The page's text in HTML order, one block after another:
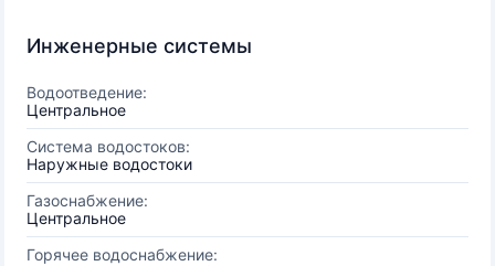
Инженерные системы
Водоотведение:
Центральное
Система водостоков:
Наружные водостоки
Газоснабжение:
Центральное
Горячее водоснабжение: